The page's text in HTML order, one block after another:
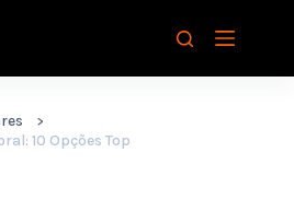
10 Opções Top